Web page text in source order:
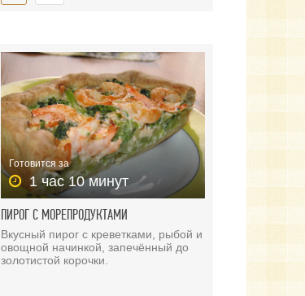
Готовится за
1 час 10 минут
ПИРОГ С МОРЕПРОДУКТАМИ
Вкусный пирог с креветками, рыбой и
овощной начинкой, запечённый до
золотистой корочки.